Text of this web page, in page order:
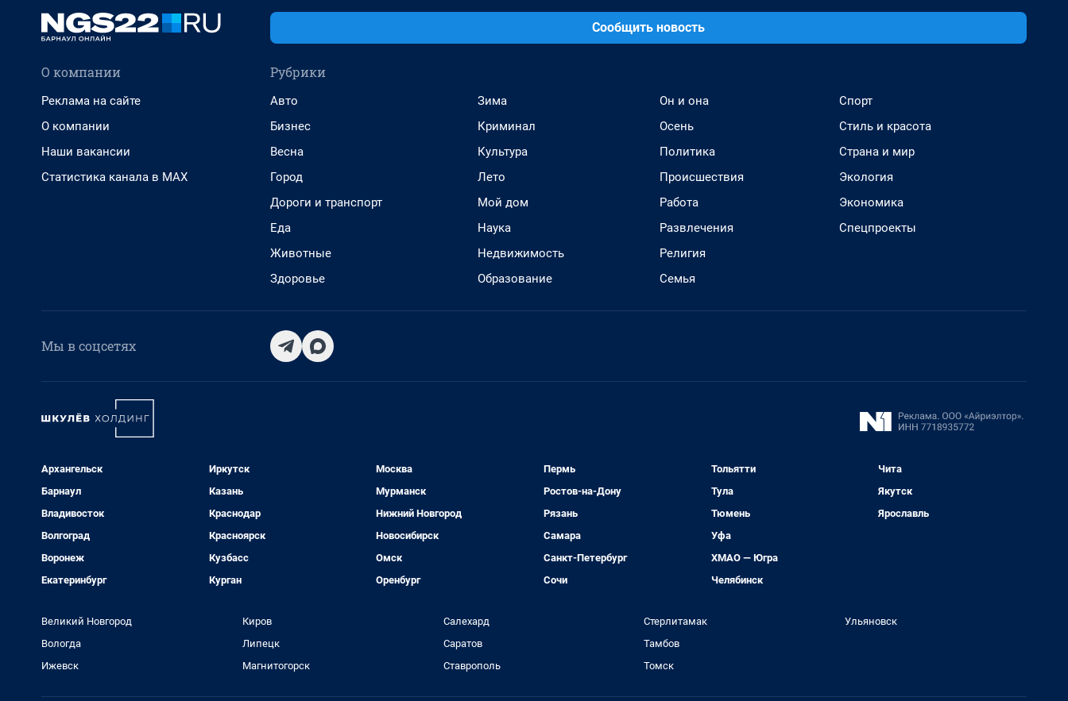
Сообщить новость
О компании
Реклама на сайте
О компании
Наши вакансии
Статистика канала в MAX
Рубрики
Авто
Бизнес
Весна
Город
Дороги и транспорт
Еда
Животные
Здоровье
Зима
Криминал
Культура
Лето
Мой дом
Наука
Недвижимость
Образование
Он и она
Осень
Политика
Происшествия
Работа
Развлечения
Религия
Семья
Спорт
Стиль и красота
Страна и мир
Экология
Экономика
Спецпроекты
Мы в соцсетях
Архангельск
Барнаул
Владивосток
Волгоград
Воронеж
Екатеринбург
Иркутск
Казань
Краснодар
Красноярск
Кузбасс
Курган
Москва
Мурманск
Нижний Новгород
Новосибирск
Омск
Оренбург
Пермь
Ростов-на-Дону
Рязань
Самара
Санкт-Петербург
Сочи
Тольятти
Тула
Тюмень
Уфа
ХМАО — Югра
Челябинск
Чита
Якутск
Ярославль
Великий Новгород
Вологда
Ижевск
Киров
Липецк
Магнитогорск
Салехард
Саратов
Ставрополь
Стерлитамак
Тамбов
Томск
Ульяновск